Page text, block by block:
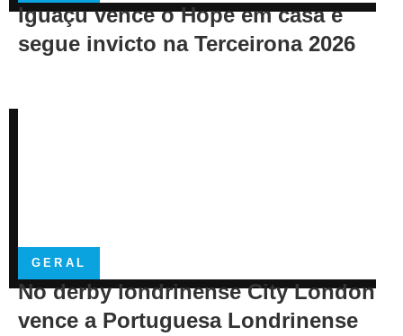
Iguaçu vence o Hope em casa e
segue invicto na Terceirona 2026
GERAL
No derby londrinense City London
vence a Portuguesa Londrinense